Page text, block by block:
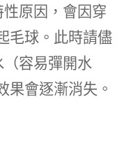
原因，會因穿
毛球。此時請儘
容易彈開水
果會逐漸消失。